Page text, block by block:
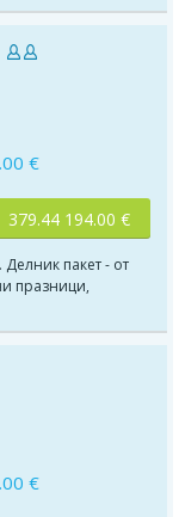
€
379.44 194.00 €
пакет - от
празници,
€